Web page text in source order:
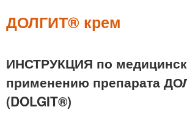
ДОЛГИТ® крем
ИНСТРУКЦИЯ по
применению препарата
(DOLGIT®)